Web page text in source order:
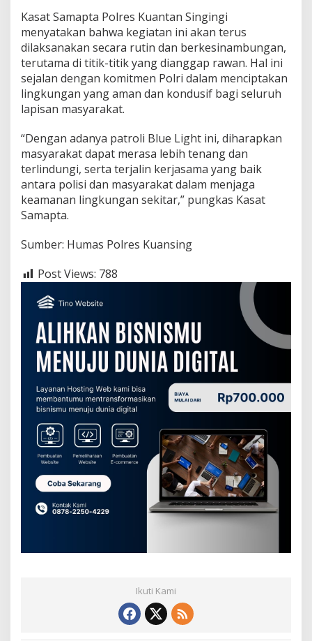
Kasat Samapta Polres Kuantan Singingi
menyatakan bahwa kegiatan ini akan terus
dilaksanakan secara rutin dan berkesinambungan,
terutama di titik-titik yang dianggap rawan. Hal ini
sejalan dengan komitmen Polri dalam menciptakan
lingkungan yang aman dan kondusif bagi seluruh
lapisan masyarakat.
“Dengan adanya patroli Blue Light ini, diharapkan
masyarakat dapat merasa lebih tenang dan
terlindungi, serta terjalin kerjasama yang baik
antara polisi dan masyarakat dalam menjaga
keamanan lingkungan sekitar,” pungkas Kasat
Samapta.
Sumber: Humas Polres Kuansing
Post Views: 788
Ikuti Kami